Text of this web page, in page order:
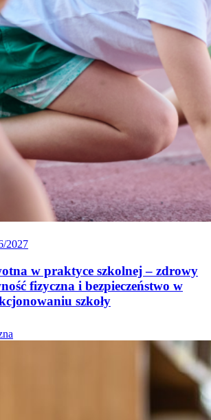
2027
w praktyce szkolnej – zdrowy
fizyczna i bezpieczeństwo w
szkoły